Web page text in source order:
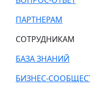
ПАРТНЕРАМ
СОТРУДНИКАМ
БАЗА ЗНАНИЙ
БИЗНЕС-